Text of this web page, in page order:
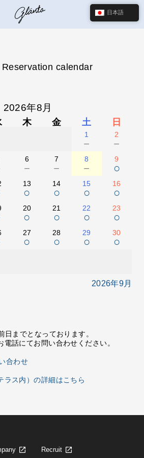
calendar
2026年8月
木 金 土 日
1
－
2
－
6
－
7
－
8
－
9
○
13
○
14
○
15
○
16
○
20
○
21
○
22
○
23
○
27
○
28
○
29
○
30
○
2026年9月
までとなっております。
話にてお問い合わせください。
合わせ
ラス内）の詳細はこちら
Recruit
日本語